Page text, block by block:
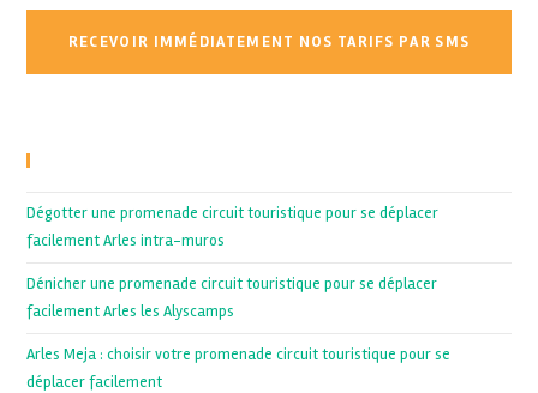
Dégotter une promenade circuit touristique pour se déplacer
facilement Arles intra-muros
Dénicher une promenade circuit touristique pour se déplacer
facilement Arles les Alyscamps
Arles Meja : choisir votre promenade circuit touristique pour se
déplacer facilement